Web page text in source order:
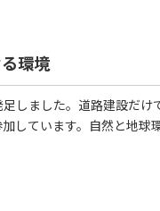
環境
しました。道路建設だ
しています。自然と地